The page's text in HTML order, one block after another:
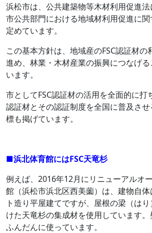
浜松市は、公共建築物等木材利用促進
市公共部門における地域材利用促進に
定めています。
この基本方針は、地域産のFSC認証材の
進め、林業・木材産業の振興につなげ
います。
市としてFSC認証材の活用を全面的に打
認証材とその認証制度を全国に普及さ
標も掲げています。
■浜北体育館にはFSC天竜杉
例えば、2016年12月にリニューアルオ
館（浜松市浜北区西美薗）は、建物自
ト造り平屋建てですが、屋根の梁（は
けた天竜杉の集成材を使用しています
ふんだんに使っています。